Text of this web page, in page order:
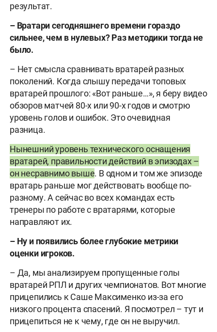
результат.
– Вратари сегодняшнего времени гораздо
сильнее, чем в нулевых? Раз методики тогда не
было.
– Нет смысла сравнивать вратарей разных
поколений. Когда слышу передачи топовых
вратарей прошлого: «Вот раньше…», я беру видео
обзоров матчей 80-х или 90-х годов и смотрю
уровень голов и ошибок. Это очевидная
разница.
Нынешний уровень технического оснащения
вратарей, правильности действий в эпизодах –
он несравнимо выше. В одном и том же эпизоде
вратарь раньше мог действовать вообще по-
разному. А сейчас во всех командах есть
тренеры по работе с вратарями, которые
направляют их.
– Ну и появились более глубокие метрики
оценки игроков.
– Да, мы анализируем пропущенные голы
вратарей РПЛ и других чемпионатов. Вот многие
прицепились к Саше Максименко из-за его
низкого процента спасений. Я посмотрел – тут и
прицепиться не к чему, где он не выручил.